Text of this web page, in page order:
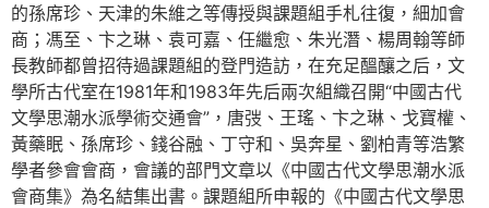
的孫席珍、天津的朱維之等傳授與課題組手札往復，細加會
商；馮至、卞之琳、袁可嘉、任繼愈、朱光潛、楊周翰等師
長教師都曾招待過課題組的登門造訪，在充足醞釀之后，文
學所古代室在1981年和1983年先后兩次組織召開“中國古代
文學思潮水派學術交通會”，唐弢、王瑤、卞之琳、戈寶權、
黃藥眠、孫席珍、錢谷融、丁守和、吳奔星、劉柏青等浩繁
學者參會會商，會議的部門文章以《中國古代文學思潮水派
會商集》為名結集出書。課題組所申報的《中國古代文學思